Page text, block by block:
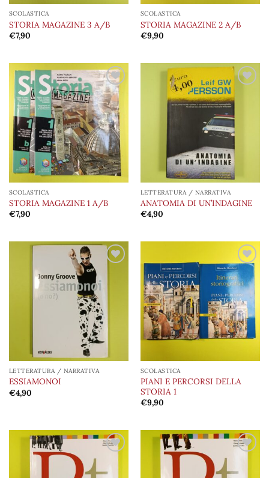
SCOLASTICA
STORIA MAGAZINE 3 A/B
€7,90
SCOLASTICA
STORIA MAGAZINE 2 A/B
€9,90
Aggiungi
alla lista
dei
desideri
SCOLASTICA
STORIA MAGAZINE 1 A/B
€7,90
Aggiungi
alla lista
desideri
LETTERATURA / NARRATIVA
ANATOMIA DI UN’INDAGINE
€4,90
Aggiungi
alla lista
desideri
LETTERATURA / NARRATIVA
ESSIAMONOI
€4,90
Aggiungi
alla lista
dei
desideri
SCOLASTICA
PIANI E PERCORSI DELLA
STORIA 1
€9,90
Aggiungi